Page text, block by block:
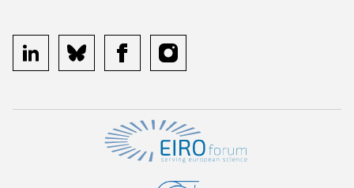
linkedin bluesky facebookinstagram